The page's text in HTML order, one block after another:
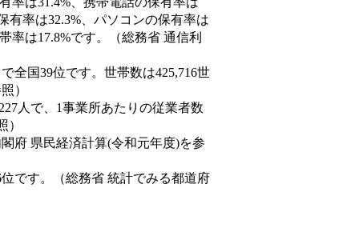
有率は32.3%、パソコンの保有率は
率は17.8%です。（総務省 通信利
全国39位です。世帯数は425,716世
）
人で、1事業所あたりの従業者数
）
府 県民経済計算(令和元年度)を参
です。（総務省 統計でみる都道府